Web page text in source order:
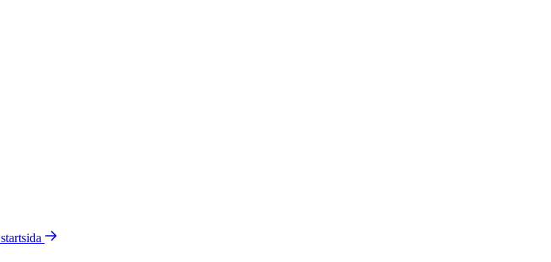
startsida